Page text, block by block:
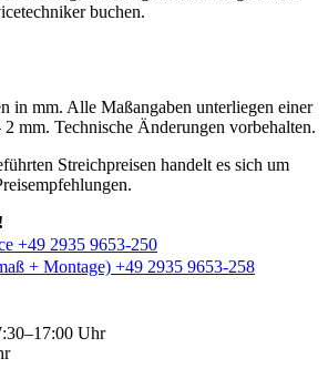
buchen.
in mm. Alle Maßangaben unterliegen einer
mm. Technische Änderungen vorbehalten.
Streichpreisen handelt es sich um
+49 2935 9653-250
+ Montage) +49 2935 9653-258
Uhr